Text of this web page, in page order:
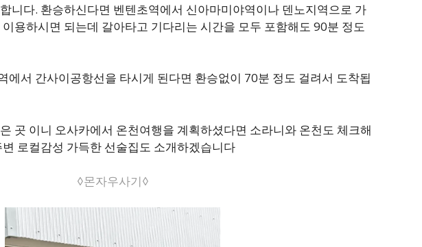
니다. 환승하신다면 벤텐초역에서 신아마미야역이나 덴노지역으로 가
용하시면 되는데 갈아타고 기다리는 시간을 모두 포함해도 90분 정도
에서 간사이공항선을 타시게 된다면 환승없이 70분 정도 걸려서 도착됩
곳 이니 오사카에서 온천여행을 계획하셨다면 소라니와 온천도 체크해
로컬감성 가득한 선술집도 소개하겠습니다
◊몬자우사기◊